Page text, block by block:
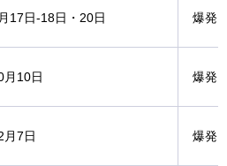
17日-18日・20日 爆発
月10日 爆発
月7日 爆発